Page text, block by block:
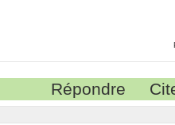
Répondre